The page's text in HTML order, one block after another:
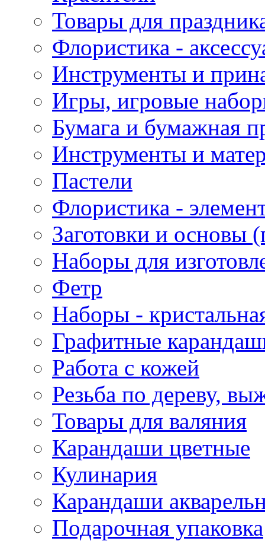
Товары для
Флористика -
Инструменты и
Игры, игровые
Бумага и бумажная
Инструменты и
Пастели
Флористика -
Заготовки и основы
Наборы для
Фетр
Наборы -
Графитные
Работа с кожей
Резьба по дереву,
Товары для валяния
Карандаши цветные
Кулинария
Карандаши
Подарочная упаковка